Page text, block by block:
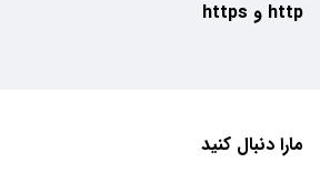
http و https
مارا دنبال کنید